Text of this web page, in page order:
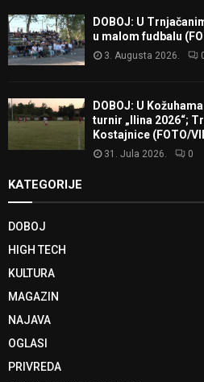
DOBOJ: U
u malom fudbalu
3. Augusta 2026.
DOBOJ: U
turnir „Ilina 2026“;
Kostajnice (FOTO/
31. Jula 2026. 0
KATEGORIJE
DOBOJ
HIGH TECH
KULTURA
MAGAZIN
NAJAVA
OGLASI
PRIVREDA